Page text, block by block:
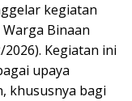
kegiatan
Binaan
2026). Kegiatan ini
upaya
khususnya bagi